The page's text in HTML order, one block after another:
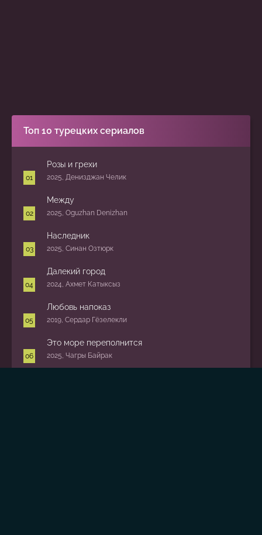
Топ 10 турецких сериалов
Розы и грехи
2025, Денизджан Челик
Между
2025, Oguzhan Denizhan
Наследник
2025, Синан Озтюрк
Далекий город
2024, Ахмет Катыксыз
Любовь напоказ
2019, Сердар Гёзелекли
Это море переполнится
2025, Чагры Байрак